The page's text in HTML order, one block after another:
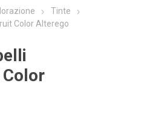
Tinte
Color Alterego